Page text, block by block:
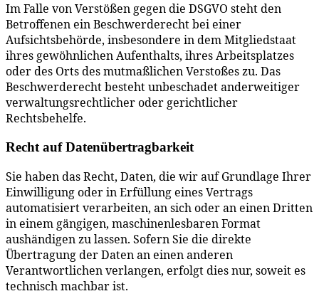
Im Falle von Verstößen gegen die DSGVO steht den
Betroffenen ein Beschwerderecht bei einer
Aufsichtsbehörde, insbesondere in dem Mitgliedstaat
ihres gewöhnlichen Aufenthalts, ihres Arbeitsplatzes
oder des Orts des mutmaßlichen Verstoßes zu. Das
Beschwerderecht besteht unbeschadet anderweitiger
verwaltungsrechtlicher oder gerichtlicher
Rechtsbehelfe.
Recht auf Datenübertragbarkeit
Sie haben das Recht, Daten, die wir auf Grundlage Ihrer
Einwilligung oder in Erfüllung eines Vertrags
automatisiert verarbeiten, an sich oder an einen Dritten
in einem gängigen, maschinenlesbaren Format
aushändigen zu lassen. Sofern Sie die direkte
Übertragung der Daten an einen anderen
Verantwortlichen verlangen, erfolgt dies nur, soweit es
technisch machbar ist.